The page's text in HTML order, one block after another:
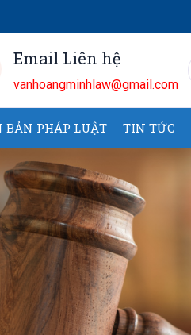
Email Liên hệ
vanhoangminhlaw@gmail.com
BẢN PHÁP LUẬT TIN TỨC